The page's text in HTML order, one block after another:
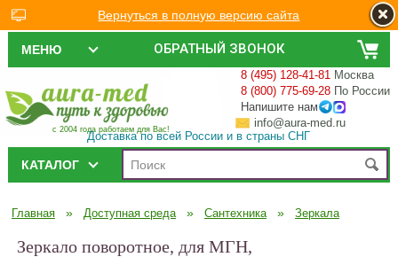
ОБРАТНЫЙ ЗВОНОК
МЕНЮ
с 2004 года работаем для Вас!
8 (495) 128-41-81 Москва
8 (800) 775-69-28 По России
Напишите нам
info@aura-med.ru
Доставка по всей России и в страны СНГ
КАТАЛОГ
Главная » Доступная среда » Сантехника » Зеркала
Зеркало поворотное, для МГН,
Вернуться в полную версию сайта